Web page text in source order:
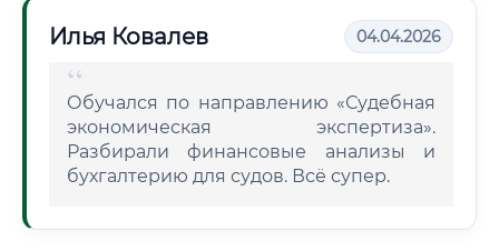
Илья Ковалев 04.04.2026
Обучался по направлению «Судебная
экономическая экспертиза».
Разбирали финансовые анализы и
бухгалтерию для судов. Всё супер.